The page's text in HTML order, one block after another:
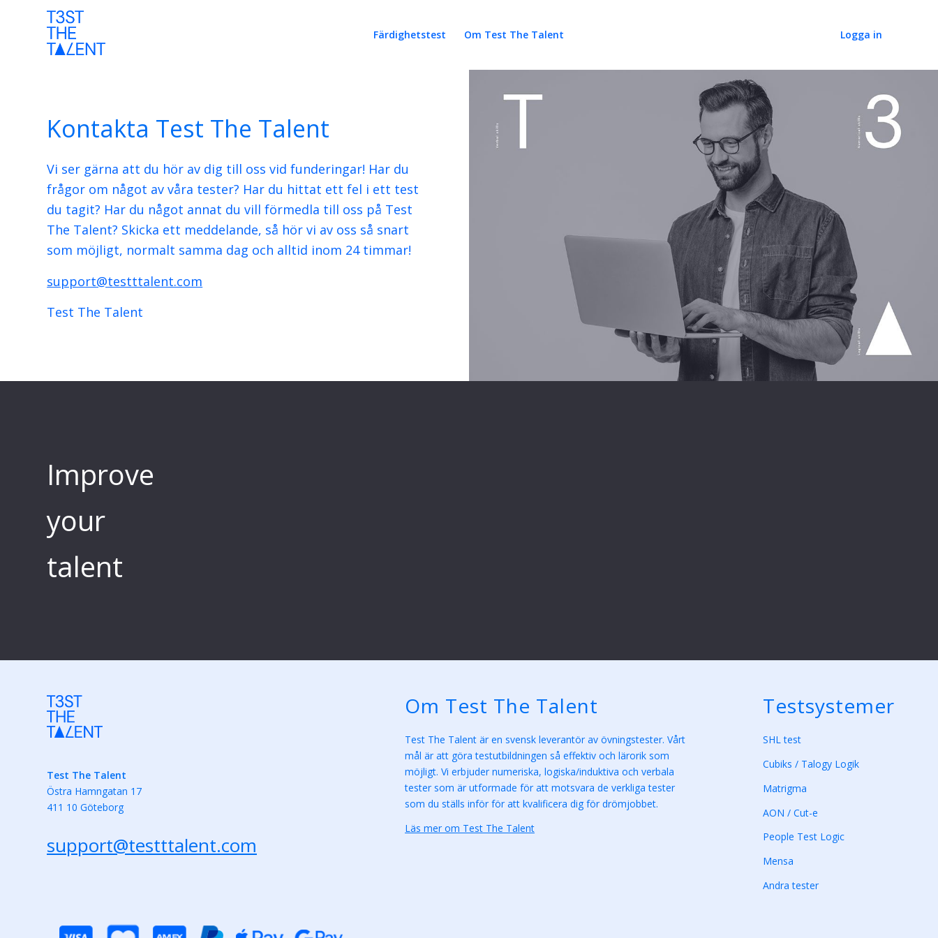
Färdighetstest Om Test The Talent Logga in
Kontakta Test The Talent
Vi ser gärna att du hör av dig till oss vid funderingar! Har du
frågor om något av våra tester? Har du hittat ett fel i ett test
du tagit? Har du något annat du vill förmedla till oss på Test
The Talent? Skicka ett meddelande, så hör vi av oss så snart
som möjligt, normalt samma dag och alltid inom 24 timmar!
support@testttalent.com
Test The Talent
Improve
your
talent
Test The Talent
Östra Hamngatan 17
411 10 Göteborg
support@testttalent.com
Om Test The Talent
Test The Talent är en svensk leverantör av övningstester. Vårt
mål är att göra testutbildningen så effektiv och lärorik som
möjligt. Vi erbjuder numeriska, logiska/induktiva och verbala
tester som är utformade för att motsvara de verkliga tester
som du ställs inför för att kvalificera dig för drömjobbet.
Läs mer om Test The Talent
Testsystemer
SHL test
Cubiks / Talogy Logik
Matrigma
AON / Cut-e
People Test Logic
Mensa
Andra tester